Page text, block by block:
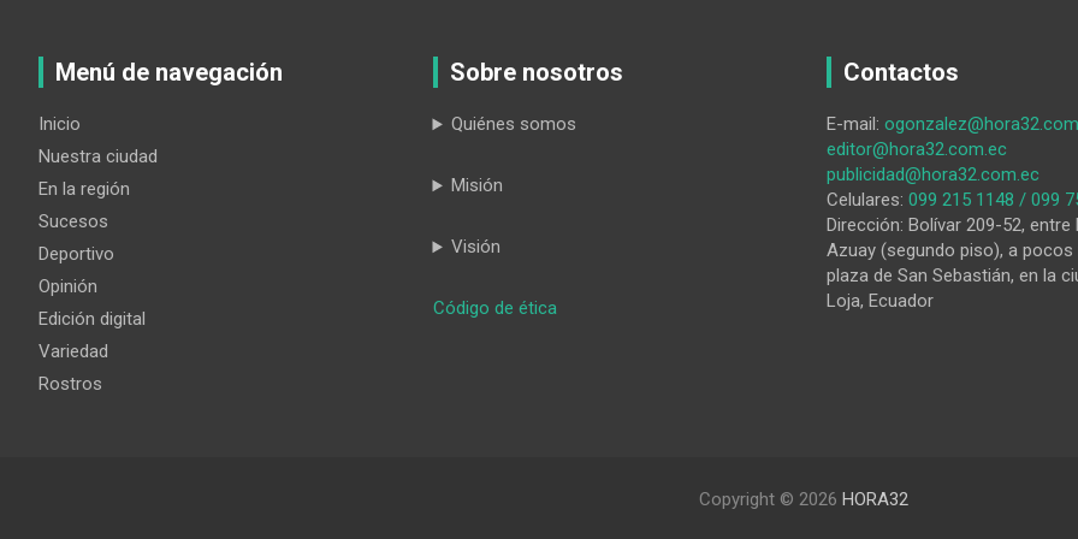
Menú de navegación
Inicio
Nuestra ciudad
En la región
Sucesos
Deportivo
Opinión
Edición digital
Variedad
Rostros
Sobre nosotros
Quiénes somos
Misión
Visión
Código de ética:
Contactos
E-mail:
editor@hora32.com.ec
publicidad@hora32.com.ec
Celulares: 099 215 1148 / 099
Dirección: Bolívar 209-52, entre
Azuay (segundo piso), a
plaza de San Sebastián, en la
Loja, Ecuador
Copyright © 2026 HORA32